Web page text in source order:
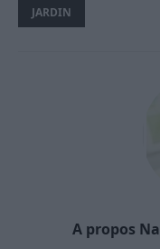
JARDIN
A propos